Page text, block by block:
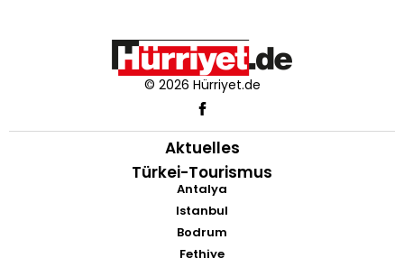
© 2026 Hürriyet.de
Aktuelles
Türkei-Tourismus
Antalya
Istanbul
Bodrum
Fethiye